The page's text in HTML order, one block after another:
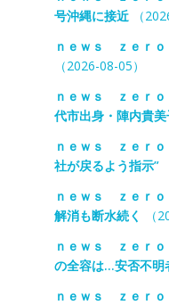
号沖縄に接近（
ｎｅｗｓ ｚｅｒ
（2026-08-05）
ｎｅｗｓ ｚｅｒｏ
代市出身・陣内貴
ｎｅｗｓ ｚｅｒ
社が戻るよう指示”
ｎｅｗｓ ｚｅｒ
解消も断水続く
（
ｎｅｗｓ ｚｅｒｏ
の全容は…安否不明
ｎｅｗｓ ｚｅｒｏ